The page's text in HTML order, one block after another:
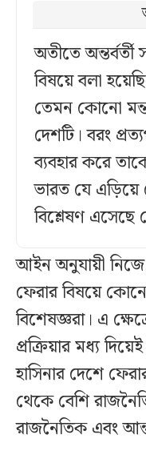
অতীতে
বিষয়ে বলা
তেমন কোনো
দেশটি। বরং
ব্যবহার করে
ভারত যে এড়িয়ে
বিশ্লেষণ এসেছে
আইন অনুযায়ী
ফেরার বিষয়ে
বিশেষজ্ঞরা। এ
প্রক্রিয়ার মধ্য
হাসিনার দেশে
থেকে বেশি
রাজনৈতিক এবং